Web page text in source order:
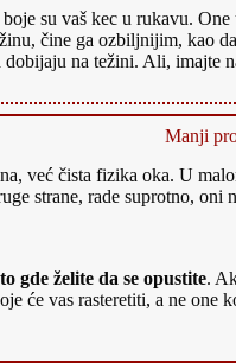
su vaš kec u rukavu.
čine ga ozbiljnijim, kao
na težini. Ali, imajte
Manji
već čista fizika oka. U
strane, rade suprotno, oni
gde želite da se opustite.
će vas rasteretiti, a ne one